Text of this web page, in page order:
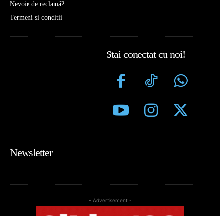
Nevoie de reclamă?
Termeni si conditii
Stai conectat cu noi!
Newsletter
- Advertisement -